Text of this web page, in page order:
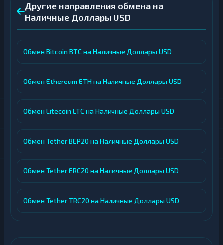
Другие направления обмена на
Наличные Доллары USD
Обмен Bitcoin BTC на Наличные Доллары USD
Обмен Ethereum ETH на Наличные Доллары USD
Обмен Litecoin LTC на Наличные Доллары USD
Обмен Tether BEP20 на Наличные Доллары USD
Обмен Tether ERC20 на Наличные Доллары USD
Обмен Tether TRC20 на Наличные Доллары USD